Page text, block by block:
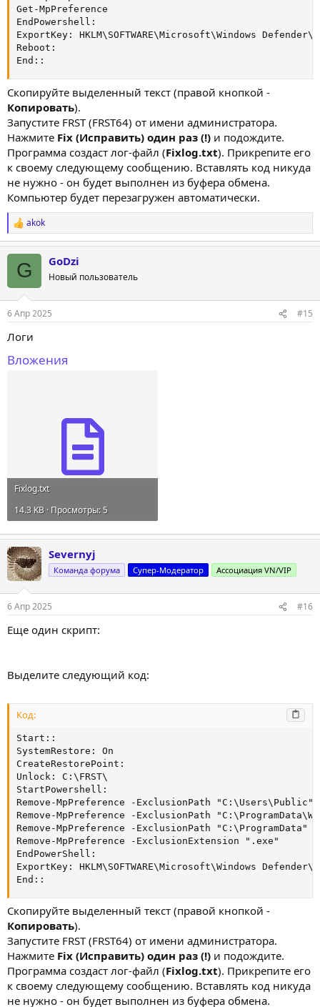
Get-MpPreference
EndPowershell:
ExportKey: HKLM\SOFTWARE\Microsoft\Windows
Reboot:
End::
Скопируйте выделенный текст (правой кнопкой -
Копировать).
Запустите FRST (FRST64) от имени администратора.
Нажмите Fix (Исправить) один раз (!) и подождите.
Программа создаст лог-файл (Fixlog.txt). Прикрепите его
к своему следующему сообщению. Вставлять код никуда
не нужно - он будет выполнен из буфера обмена.
Компьютер будет перезагружен автоматически.
Р
е
а
ц
akok
G GoDzi
Новый пользователь
6 Апр 2025 #15
Логи
Вложения
Fixlog.txt
14.3 KB · Просмотры: 5
Severnyj
Команда форума Супер-Модератор Ассоциация VN/VIP
6 Апр 2025 #16
Еще один скрипт:
Выделите следующий код:
Код:
Start::
SystemRestore: On
CreateRestorePoint:
Unlock: C:\FRST\
StartPowershell:
Remove-MpPreference -ExclusionPath "C:\Users\Public"
Remove-MpPreference -ExclusionPath
Remove-MpPreference -ExclusionPath "C:\ProgramData"
Remove-MpPreference -ExclusionExtension ".exe"
EndPowerShell:
ExportKey: HKLM\SOFTWARE\Microsoft\Windows
End::
Скопируйте выделенный текст (правой кнопкой -
Копировать).
Запустите FRST (FRST64) от имени администратора.
Нажмите Fix (Исправить) один раз (!) и подождите.
Программа создаст лог-файл (Fixlog.txt). Прикрепите его
к своему следующему сообщению. Вставлять код никуда
не нужно - он будет выполнен из буфера обмена.